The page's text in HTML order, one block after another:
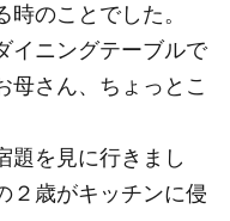
のことでした。
イニングテーブルで
母さん、ちょっとこ
題を見に行きまし
２歳がキッチンに侵